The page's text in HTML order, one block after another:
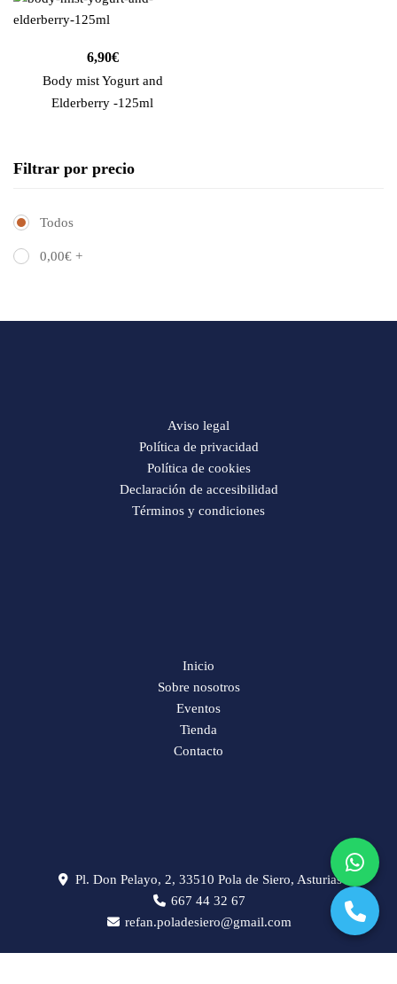
Filtrar por precio
Todos
0,00€ +
6,90€
Body mist Yogurt and
Elderberry -125ml
Aviso legal
Política de privacidad
Política de cookies
Declaración de accesibilidad
Términos y condiciones
Inicio
Sobre nosotros
Eventos
Tienda
Contacto
Pl. Don Pelayo, 2, 33510 Pola de Siero, Asturias
667 44 32 67
refan.poladesiero@gmail.com